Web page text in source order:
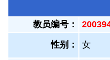
教员编号：
性别： 女